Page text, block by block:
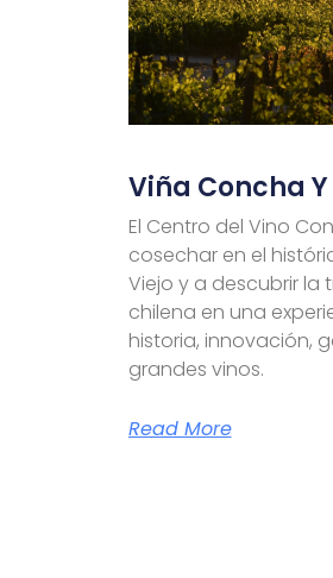
Viña Concha
El Centro del Vino
cosechar en el
Viejo y a descubrir la
chilena en una
historia, innovación,
grandes vinos.
Read More